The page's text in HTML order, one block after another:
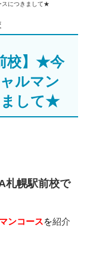
スにつきまして★
校】★今
ルマン
まして★
札幌駅前校で
ンコースを紹介